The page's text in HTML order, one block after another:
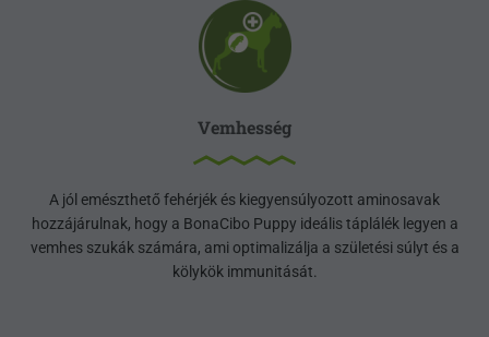
Vemhesség
A jól emészthető fehérjék és kiegyensúlyozott aminosavak
hozzájárulnak, hogy a BonaCibo Puppy ideális táplálék legyen a
vemhes szukák számára, ami optimalizálja a születési súlyt és a
kölykök immunitását.